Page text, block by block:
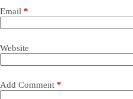
Email *
Website
Add Comment *